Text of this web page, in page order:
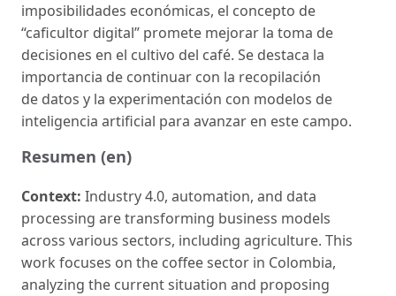
imposibilidades económicas, el concepto de
“caficultor digital” promete mejorar la toma de
decisiones en el cultivo del café. Se destaca la
importancia de continuar con la recopilación
de datos y la experimentación con modelos de
inteligencia artificial para avanzar en este campo.
Resumen (en)
Context: Industry 4.0, automation, and data
processing are transforming business models
across various sectors, including agriculture. This
work focuses on the coffee sector in Colombia,
analyzing the current situation and proposing